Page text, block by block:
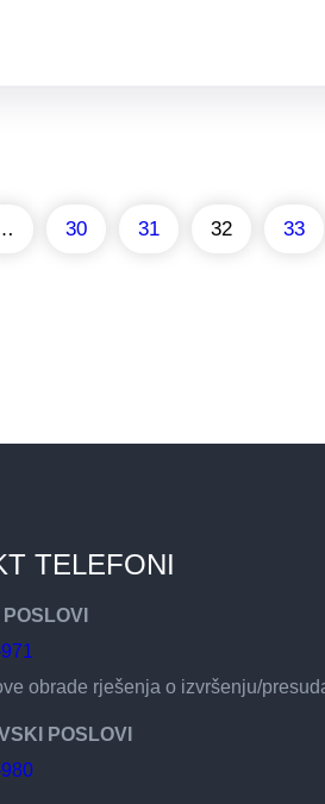
30 31 32 33
TELEFONI
obrade rješenja o izvršenju/
POSLOVI